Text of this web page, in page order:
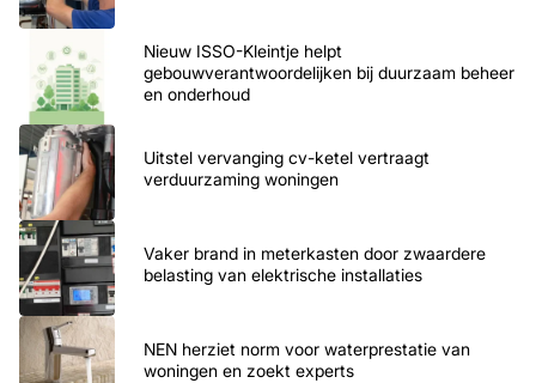
Nieuw ISSO-Kleintje helpt
gebouwverantwoordelijken bij duurzaam beheer
en onderhoud
Uitstel vervanging cv-ketel vertraagt
verduurzaming woningen
Vaker brand in meterkasten door zwaardere
belasting van elektrische installaties
NEN herziet norm voor waterprestatie van
woningen en zoekt experts